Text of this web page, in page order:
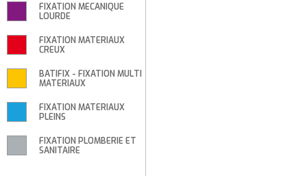
FIXATION MECANIQUE
LOURDE
FIXATION MATERIAUX
CREUX
BATIFIX - FIXATION MULTI
MATERIAUX
FIXATION MATERIAUX
PLEINS
FIXATION PLOMBERIE ET
SANITAIRE